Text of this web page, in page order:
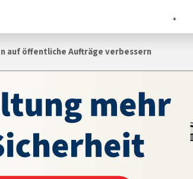
auf öffentliche Aufträge verbessern